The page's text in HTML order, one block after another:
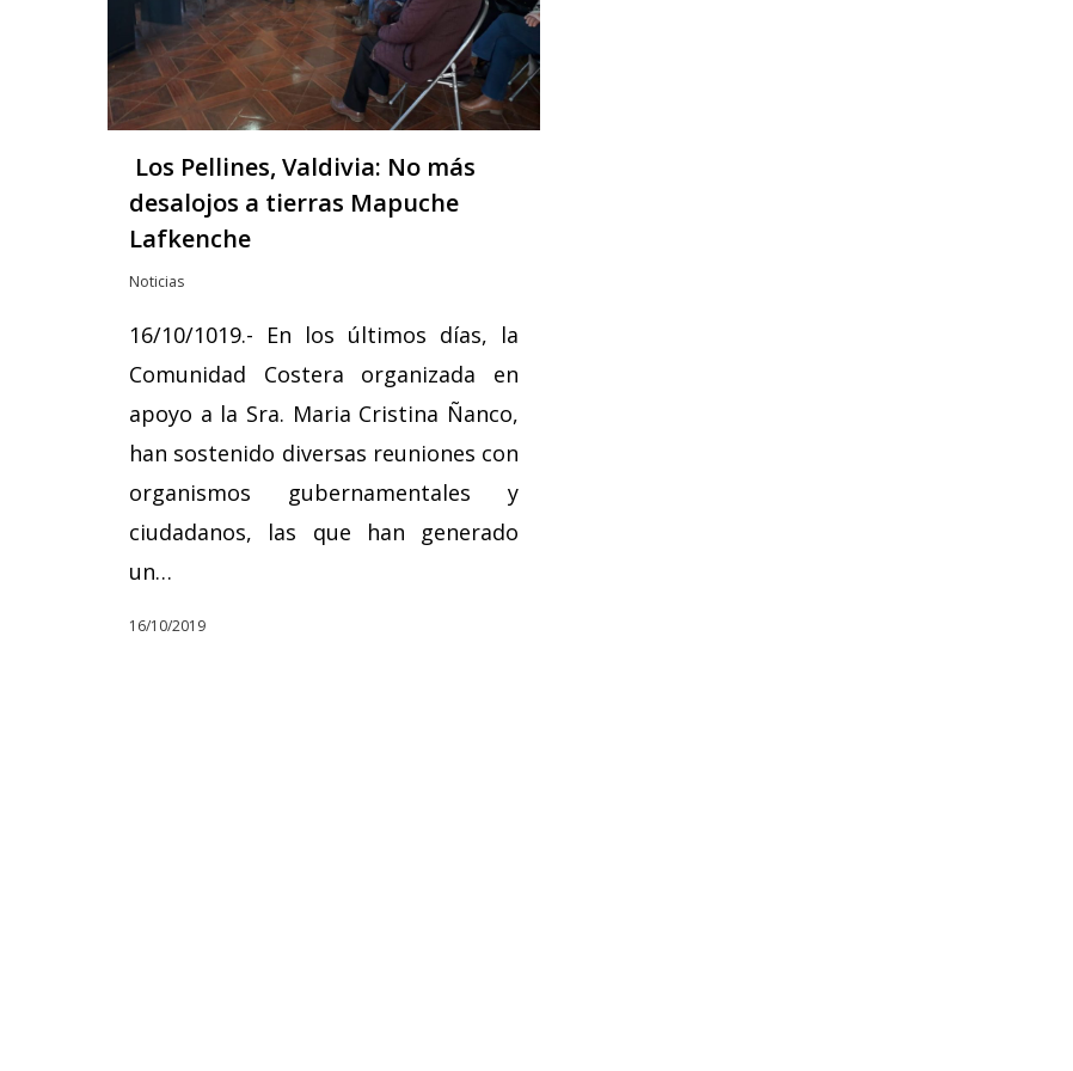
Los Pellines, Valdivia: No más
desalojos a tierras Mapuche
Lafkenche
Noticias
16/10/1019.- En los últimos días, la
Comunidad Costera organizada en
apoyo a la Sra. Maria Cristina Ñanco,
han sostenido diversas reuniones con
organismos gubernamentales y
ciudadanos, las que han generado
un…
16/10/2019